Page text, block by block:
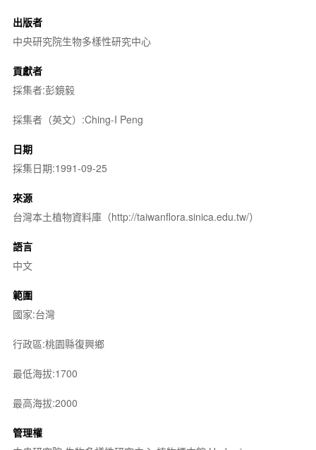
出版者
中央研究院生物多樣性研究中心
貢獻者
採集者:彭鏡毅
採集者（英文）:Ching-I Peng
日期
採集日期:1991-09-25
來源
台灣本土植物資料庫（http://taiwanflora.sinica.edu.tw/）
語言
中文
範圍
國家:台灣
行政區:桃園縣復興鄉
最低海拔:1700
最高海拔:2000
管理權